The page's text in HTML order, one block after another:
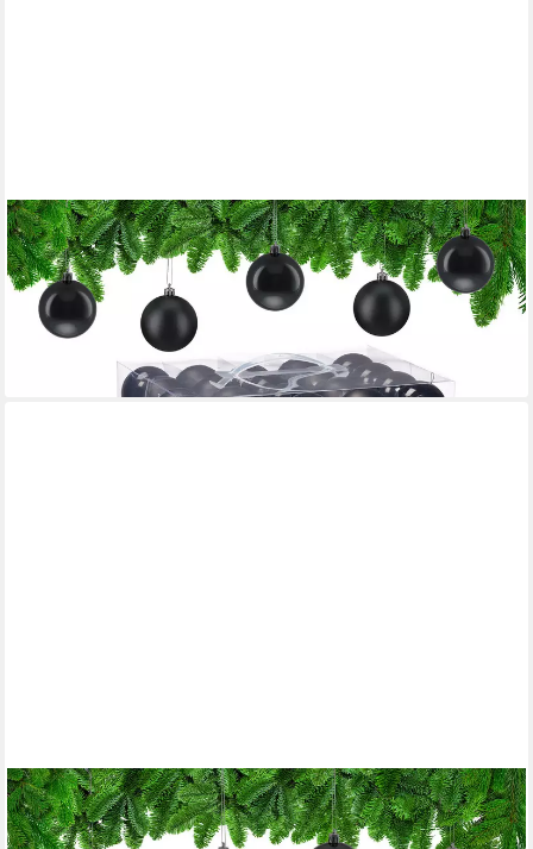
RELAXDAYS
Weihnachtsbaumkugel Weihnachtskugeln 100er Set, schwarz
26,99 € UVP 59,99 €
-55%
lieferbar - in 2-3 Werktagen bei dir
RELAXDAYS
Weihnachtsbaumkugel Weihnachtskugeln 100er Set (100 St),